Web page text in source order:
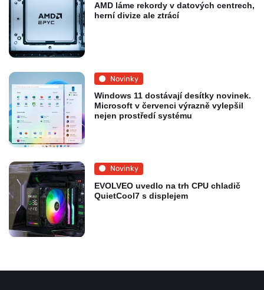
AMD láme rekordy v datových centrech,
herní divize ale ztrácí
Novinky
Windows 11 dostávají desítky novinek.
Microsoft v červenci výrazně vylepšil
nejen prostředí systému
Novinky
EVOLVEO uvedlo na trh CPU chladič
QuietCool7 s displejem